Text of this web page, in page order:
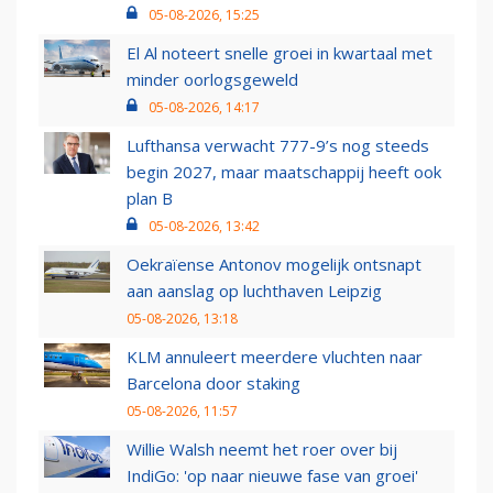
05-08-2026, 15:25
El Al noteert snelle groei in kwartaal met
minder oorlogsgeweld
05-08-2026, 14:17
Lufthansa verwacht 777-9’s nog steeds
begin 2027, maar maatschappij heeft ook
plan B
05-08-2026, 13:42
Oekraïense Antonov mogelijk ontsnapt
aan aanslag op luchthaven Leipzig
05-08-2026, 13:18
KLM annuleert meerdere vluchten naar
Barcelona door staking
05-08-2026, 11:57
Willie Walsh neemt het roer over bij
IndiGo: 'op naar nieuwe fase van groei'